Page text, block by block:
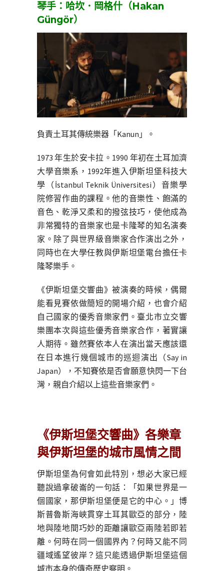
琴手：哈坎．岡格什（Hakan
Güngör）
負責土耳其傳統樂器「Kanun」。
1973 年生於安卡拉。1990 年初在土耳加濟
大學音樂系，1992年進入伊斯坦堡科技大
學（İstanbul Teknik Üniversitesi）音樂學
院修習作曲的課程。他的音樂性、飽滿的
音色、乾淨又柔和的撥弦技巧，使他成為
非常獨特的音樂家也是卡隆琴的知名演奏
家。除了與世界級音樂家合作演出之外，
同時也在大學任教與伊斯坦堡電台擔任卡
隆琴樂手。
《伊斯坦堡交響曲》被演奏的時候，偶爾
能看見賽依做簡短的開場介紹，也會介紹
自己國家的優秀音樂家們。臺北市立交響
樂團本次與這些優秀音樂家合作，著實讓
人期待。雖然賽依本人在演出當天應該還
在日本進行幾個城市的巡迴演出（Say in
Japan），不知賽依是否會願意快閃一下台
灣，親自介紹以上這些音樂家們。
《伊斯坦堡交響曲》各樂章
與伊斯坦堡的城市風情之間
伊斯坦堡為何會如此特別，想必大家已經
聽說過拿破崙的一句話：「如果世界是一
個國家，那伊斯坦堡便是它的中心。」博
斯普魯斯海峽貫穿土耳其歐亞的部分，陸
地與陸地間巧妙的距離讓歐亞兩陸若即若
離。何時在同一個國界內？何時又能不同
疆域遙望彼岸？這只能透過伊斯坦堡這個
城市本身的傳奇歷史察明。